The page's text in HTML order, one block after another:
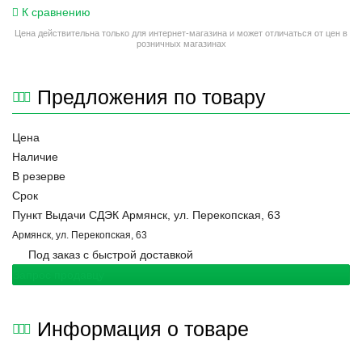
К сравнению
Цена действительна только для интернет-магазина и может отличаться от цен в
розничных магазинах
Предложения по товару
Цена
Наличие
В резерве
Срок
Пункт Выдачи СДЭК Армянск, ул. Перекопская, 63
Армянск, ул. Перекопская, 63
Под заказ с быстрой доставкой
Информация о товаре